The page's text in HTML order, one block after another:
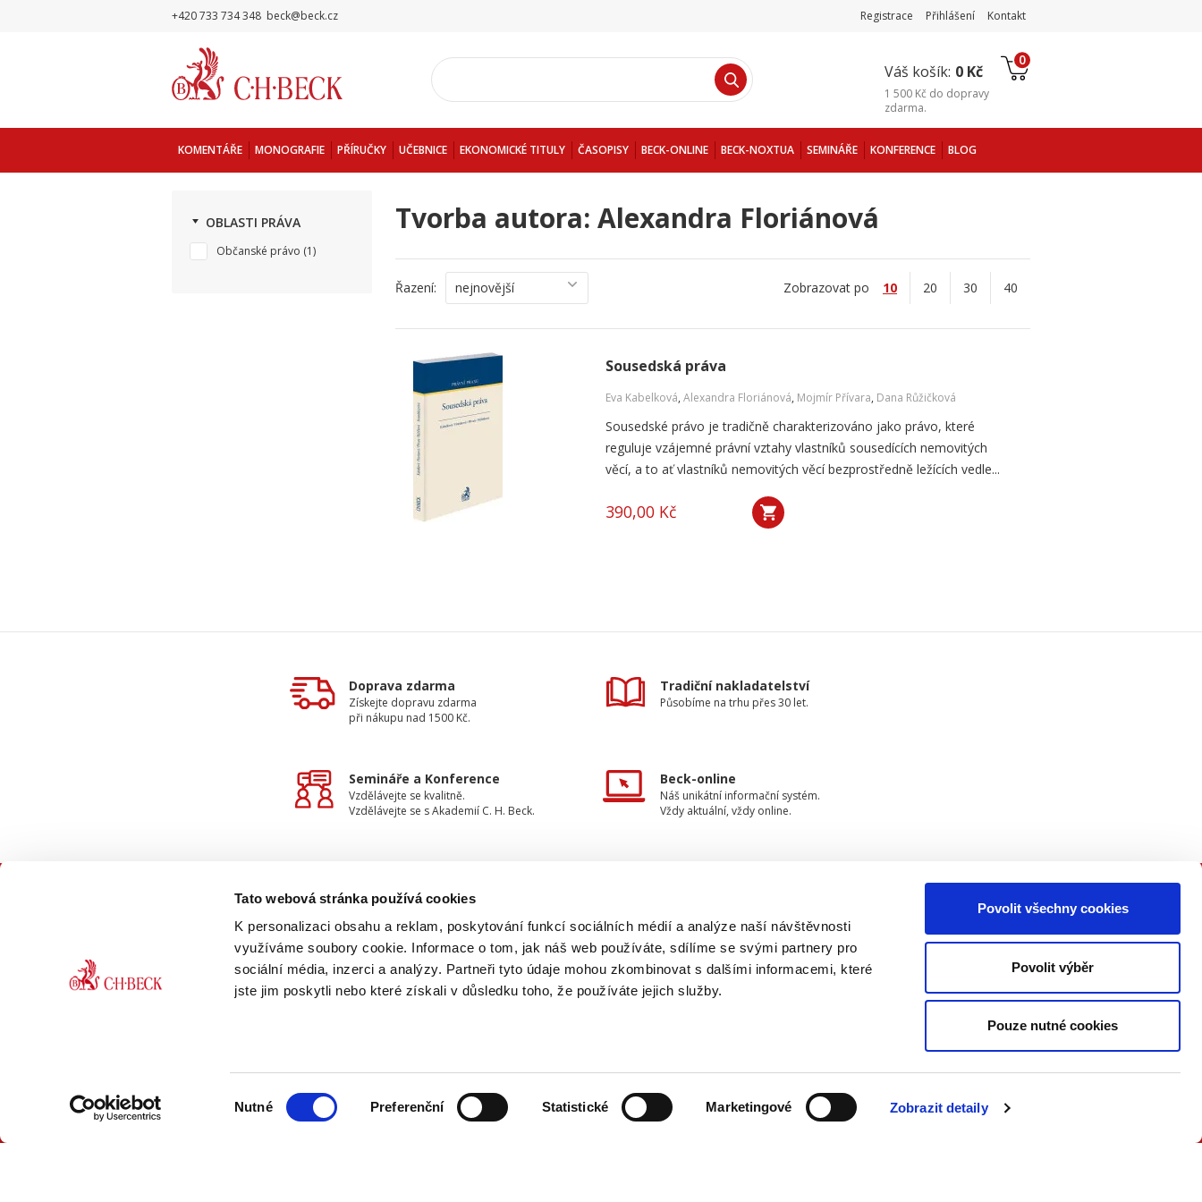
Tato webová stránka používá cookies
K personalizaci obsahu a reklam, poskytování funkcí sociálních médií a analýze naší návštěvnosti
využíváme soubory cookie. Informace o tom, jak náš web používáte, sdílíme se svými partnery pro
sociální média, inzerci a analýzy. Partneři tyto údaje mohou zkombinovat s dalšími informacemi, které
jste jim poskytli nebo které získali v důsledku toho, že používáte jejich služby.
Nutné Preferenční Statistické Marketingové Zobrazit detaily
Povolit všechny cookies
Povolit výběr
Pouze nutné cookies
+420 733 734 348 beck@beck.cz Registrace Přihlášení Kontakt
Váš košík: 0 Kč
0
1 500 Kč do dopravy
zdarma.
KOMENTÁŘE MONOGRAFIE PŘÍRUČKY UČEBNICE EKONOMICKÉ TITULY ČASOPISY BECK-ONLINE BECK-NOXTUA SEMINÁŘE KONFERENCE BLOG
OBLASTI PRÁVA
Občanské právo (1)
Tvorba autora: Alexandra Floriánová
Řazení: nejnovější Zobrazovat po 10 20 30 40
Sousedská práva
Eva Kabelková, Alexandra Floriánová, Mojmír Přívara, Dana Růžičková
Sousedské právo je tradičně charakterizováno jako právo, které
reguluje vzájemné právní vztahy vlastníků sousedících nemovitých
věcí, a to ať vlastníků nemovitých věcí bezprostředně ležících vedle...
390,00 Kč
Doprava zdarma
Získejte dopravu zdarma
při nákupu nad 1500 Kč.
Tradiční nakladatelství
Působíme na trhu přes 30 let.
Semináře a Konference
Vzdělávejte se kvalitně.
Vzdělávejte se s Akademií C. H. Beck.
Beck-online
Náš unikátní informační systém.
Vždy aktuální, vždy online.
KONTAKTUJTE NÁS
733 734 348
INFORMACE
O nakladatelství
Ochrana osobních údajů
Kontakty
PŘIPOJTE SE K NÁM
Buďte informovaní o našich
konferencích a akčních nabídkách
Přečtěte si, jak naše nakladatelství